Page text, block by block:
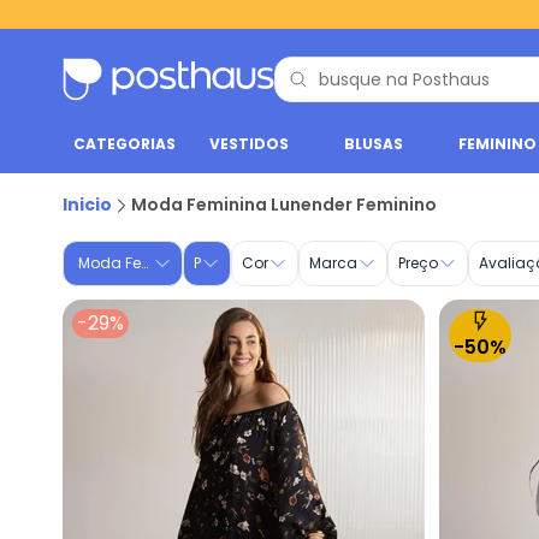
CATEGORIAS VESTIDOS BLUSAS FEMININO
Inicio Moda Feminina Lunender Feminino
Moda Feminina P Cor Marca Preço
-29%
-50%